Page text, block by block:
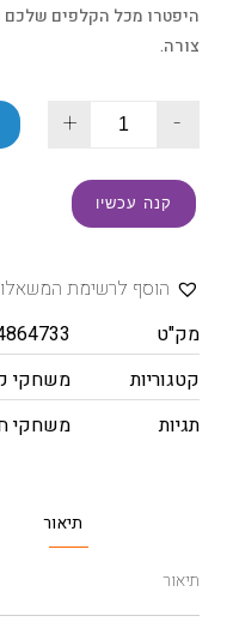
היפטרו מכל הקלפים שלכם
צורה.
-
+
קנה עכשיו
הוסף לרשימת
מק"ט
קטגוריות
משחקי
תגיות
משחקי
תיאור
תיאור